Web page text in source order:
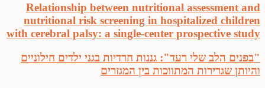
Relationship between nutritional assessment and
nutritional risk screening in hospitalized children
with cerebral palsy: a single-center prospective study
"בפנים הלב שלי רעד": גננות חרדיות בגני ילדים חילוניים
והיותן שגרירות המתווכות בין המגזרים